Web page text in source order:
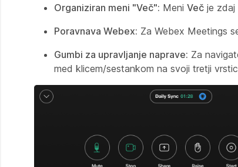
Organiziran meni "Več": Meni Več je zdaj
Poravnava Webex: Za Webex Meetings
Gumbi za upravljanje naprave: Za
med klicem/sestankom na svoji tretji